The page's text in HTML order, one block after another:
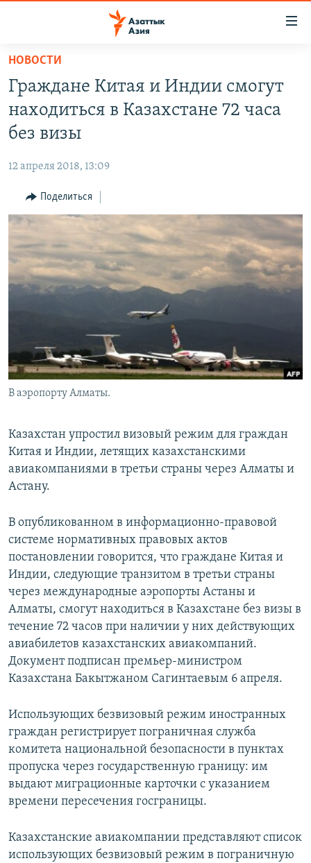
Вернуться
основному
содержанию
Вернутся
главной
навигации
Вернутся
поиску
ТАДЖИКИСТАН
НОВОСТИ
ВОЙНА В УКРАИНЕ
ҚАЗАҚША
КЫРГЫЗЧА
ЎЗБЕКЧА
ТОҶИКӢ
TÜRKMENÇE
Все сайты РСЕ/РС
НОВОСТИ
Граждане Китая и Индии смогут
находиться в Казахстане 72 часа
без визы
12 апреля 2018, 13:09
Поделиться
В аэропорту Алматы.
Казахстан упростил визовый режим для граждан
Китая и Индии, летящих казахстанскими
авиакомпаниями в третьи страны через Алматы и
Астану.
В опубликованном в информационно-правовой
системе нормативных правовых актов
постановлении говорится, что граждане Китая и
Индии, следующие транзитом в третьи страны
через международные аэропорты Астаны и
Алматы, смогут находиться в Казахстане без визы в
течение 72 часов при наличии у них действующих
авиабилетов казахстанских авиакомпаний.
Документ подписан премьер-министром
Казахстана Бакытжаном Сагинтаевым 6 апреля.
Использующих безвизовый режим иностранных
граждан регистрирует пограничная служба
комитета национальной безопасности в пунктах
пропуска через государственную границу: им
выдают миграционные карточки с указанием
времени пересечения госграницы.
Казахстанские авиакомпании представляют список
использующих безвизовый режим в пограничную